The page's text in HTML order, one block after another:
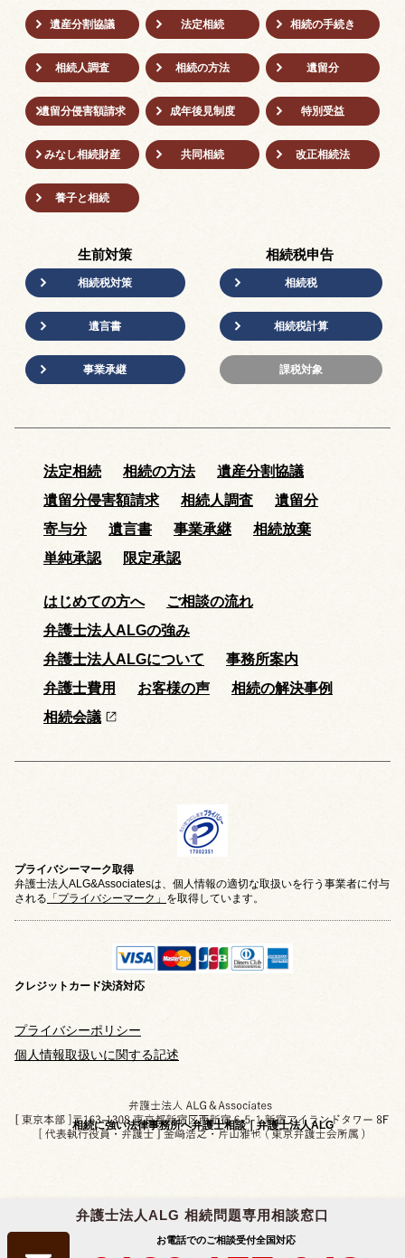
相続に強い法律事務所へ弁護士相談｜弁護士法人ALG
弁護士法人ALG 相続問題専用相談窓口
お電話でのご相談受付全国対応
遺産分割協議 法定相続 相続の⼿続き
相続人調査 相続の方法 遺留分
遺留分侵害額請求 成年後⾒制度 特別受益
みなし相続財産 共同相続 改正相続法
養子と相続
生前対策
相続税対策
遺言書
事業承継
相続税申告
相続税
相続税計算
課税対象
法定相続 相続の方法
遺産分割協議
遺留分侵害額請求
相続人調査
遺留分
寄与分
遺言書 事業承継
相続放棄
単純承認
限定承認
はじめての方へ
ご相談の流れ
弁護士法人ALGの強み
弁護士法人ALGについて
事務所案内
弁護士費用
お客様の声
相続の解決事例
相続会議
プライバシーマーク取得
弁護士法人ALG&Associatesは、個人情報の適切な取扱いを行う事業者に付与
される 「プライバシーマーク」 を取得しています。
クレジットカード決済対応
プライバシーポリシー
個人情報取扱いに関する記述
Copyright © 2019-2026 相続問題のご相談なら
弁護士法人ALG&Associates All Rights Reserved.